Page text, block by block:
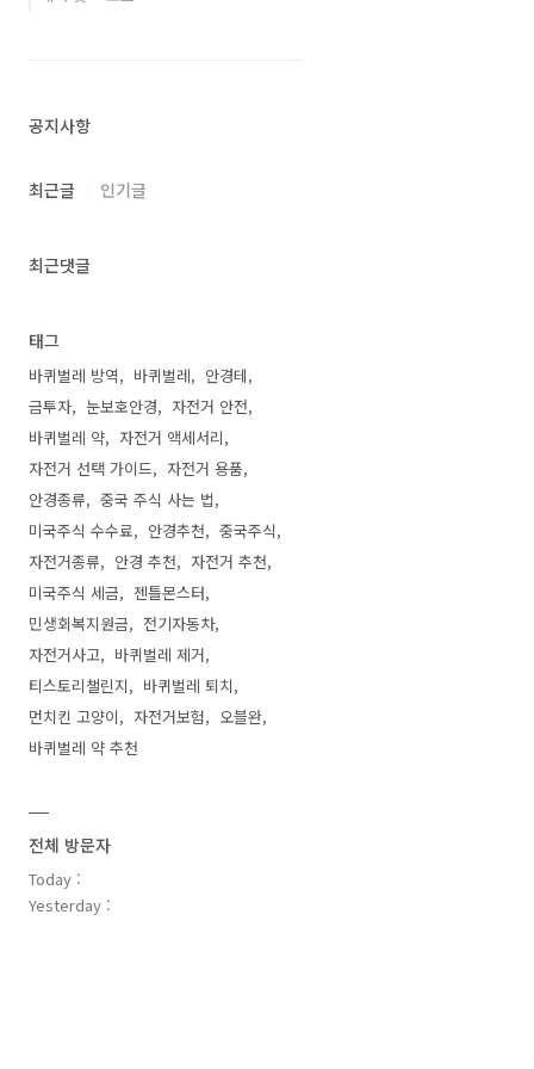
공지사항
최근글 인기글
최근댓글
태그
바퀴벌레 방역 바퀴벌레
안경테
금투자
눈보호안경
자전거 안전
바퀴벌레 약
자전거 액세서리
자전거 선택 가이드
자전거 용품
안경종류
중국 주식 사는 법
미국주식 수수료
안경추천
중국주식
자전거종류
안경 추천
자전거 추천
미국주식 세금
젠틀몬스터
민생회복지원금
전기자동차
자전거사고
바퀴벌레 제거
티스토리챌린지
바퀴벌레 퇴치
먼치킨 고양이
자전거보험
오블완
바퀴벌레 약 추천
전체 방문자
Today :
Yesterday :